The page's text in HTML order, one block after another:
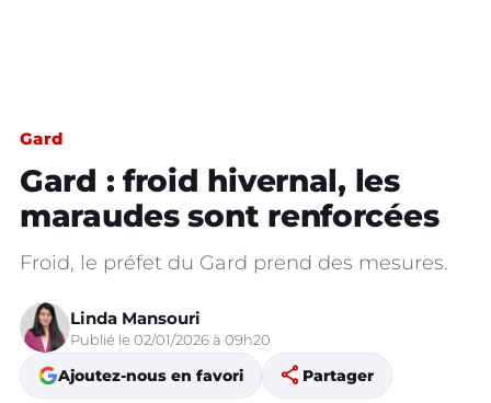
Gard
Gard : froid hivernal, les
maraudes sont renforcées
Froid, le préfet du Gard prend des mesures.
Linda Mansouri
Publié le 02/01/2026 à 09h20
Ajoutez-nous en favori share Partager